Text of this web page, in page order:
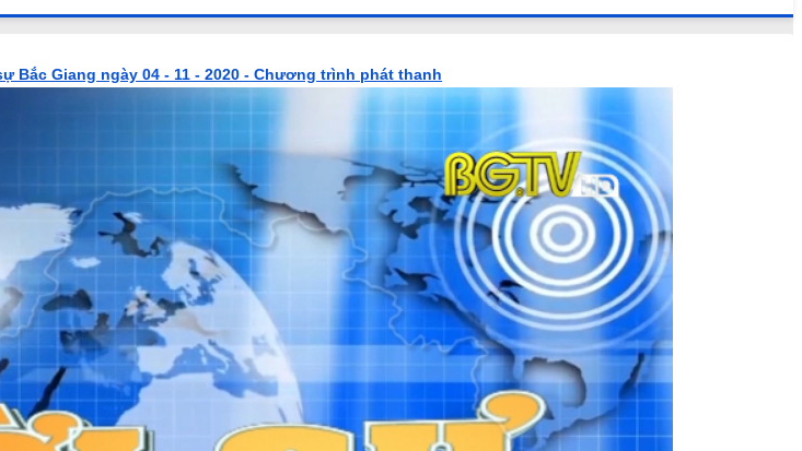
Bắc Giang ngày 04 - 11 - 2020 - Chương trình phát thanh